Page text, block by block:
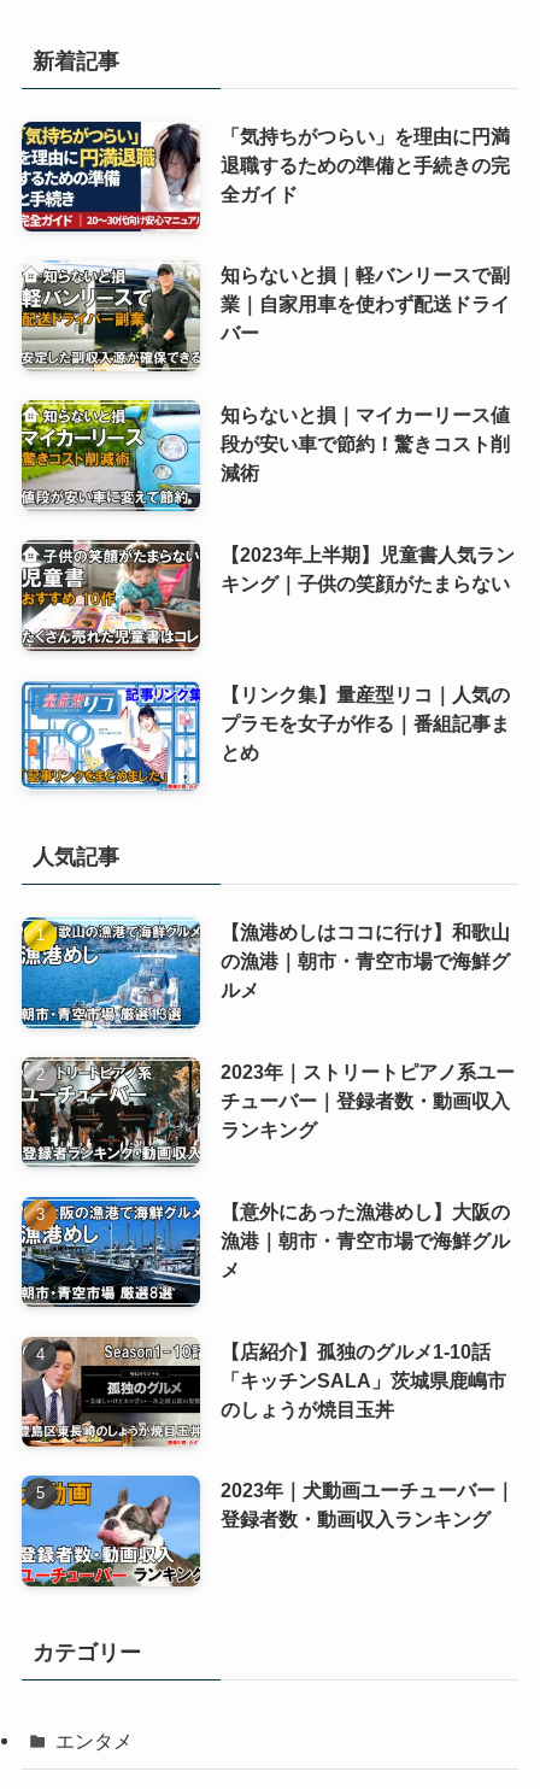
新着記事
「気持ちがつらい」を理由に円満
退職するための準備と手続きの完
全ガイド
知らないと損｜軽バンリースで副
業｜自家用車を使わず配送ドライ
バー
知らないと損｜マイカーリース値
段が安い車で節約！驚きコスト削
減術
【2023年上半期】児童書人気ラン
キング｜子供の笑顔がたまらない
【リンク集】量産型リコ｜人気の
プラモを女子が作る｜番組記事ま
とめ
人気記事
【漁港めしはココに行け】和歌山
の漁港｜朝市・青空市場で海鮮グ
ルメ
2023年｜ストリートピアノ系ユー
チューバー｜登録者数・動画収入
ランキング
【意外にあった漁港めし】大阪の
漁港｜朝市・青空市場で海鮮グル
メ
【店紹介】孤独のグルメ1-10話
「キッチンSALA」茨城県鹿嶋市
のしょうが焼目玉丼
2023年｜犬動画ユーチューバー｜
登録者数・動画収入ランキング
カテゴリー
エンタメ